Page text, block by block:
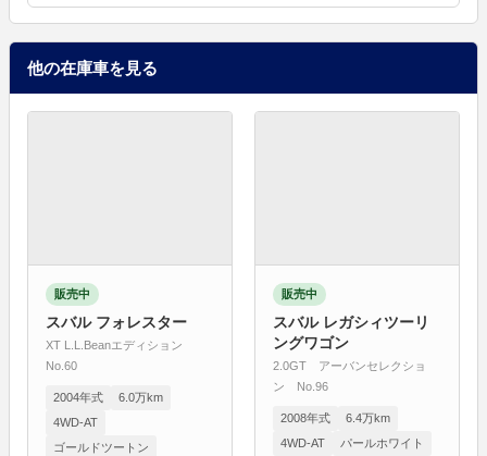
他の在庫車を見る
販売中
スバル フォレスター
XT L.L.Beanエディション
No.60
2004年式
6.0万km
4WD-AT
ゴールドツートン
販売中
スバル レガシィツーリ
ングワゴン
2.0GT アーバンセレクショ
ン No.96
2008年式
6.4万km
4WD-AT
パールホワイト